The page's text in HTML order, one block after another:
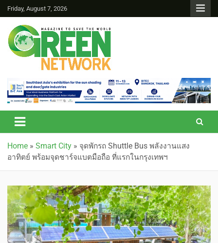
Friday, August 7, 2026
Green Network
Home » Smart City » จุดพักรถ Shuttle Bus พลังงานแสง
อาทิตย์ พร้อมจุดชาร์จแบตมือถือ ที่แรกในกรุงเทพฯ